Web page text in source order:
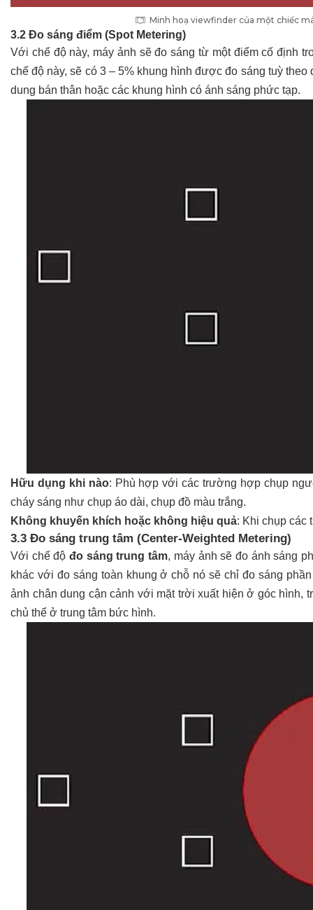
Minh hoạ viewfinder của một chiếc
3.2 Đo sáng điểm (Spot Metering)
Với chế độ này, máy ảnh sẽ đo sáng từ một điểm cố định
chế độ này, sẽ có 3 – 5% khung hình được đo sáng tuỳ
dung bán thân hoặc các khung hình có ánh sáng phức tạp.
Hữu dụng khi nào: Phù hợp với các trường hợp chụp
cháy sáng như chụp áo dài, chụp đồ màu trắng.
Không khuyến khích hoặc không hiệu quả: Khi chụp các
3.3 Đo sáng trung tâm (Center-Weighted Metering)
Với chế độđo sáng trung tâm, máy ảnh sẽ đo ánh sáng
khác với đo sáng toàn khung ở chỗ nó sẽ chỉ đo sáng
ảnh chân dung cận cảnh với mặt trời xuất hiện ở góc hình,
chủ thể ở trung tâm bức hình.